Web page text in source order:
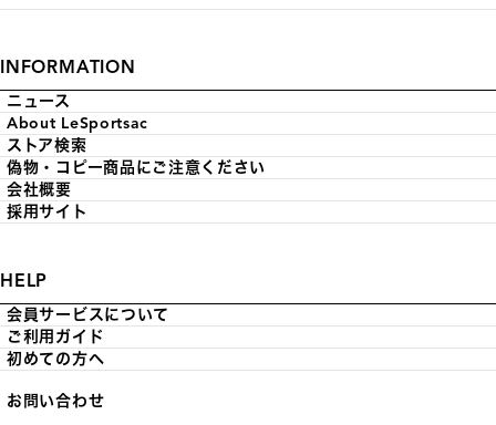
INFORMATION
ニュース
About LeSportsac
ストア検索
偽物・コピー商品にご注意ください
会社概要
採用サイト
HELP
会員サービスについて
ご利用ガイド
初めての方へ
お問い合わせ